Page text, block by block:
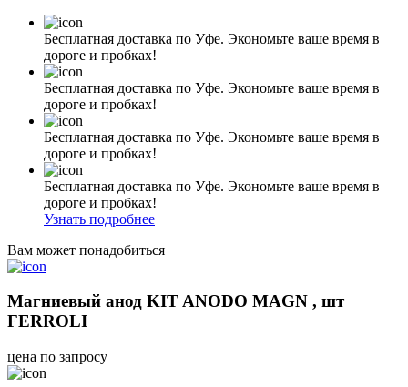
Бесплатная доставка по Уфе. Экономьте ваше время в
дороге и пробках!
Бесплатная доставка по Уфе. Экономьте ваше время в
дороге и пробках!
Бесплатная доставка по Уфе. Экономьте ваше время в
дороге и пробках!
Бесплатная доставка по Уфе. Экономьте ваше время в
дороге и пробках!
Узнать подробнее
Вам может понадобиться
Магниевый анод KIT ANODO MAGN , шт
FERROLI
цена по запросу